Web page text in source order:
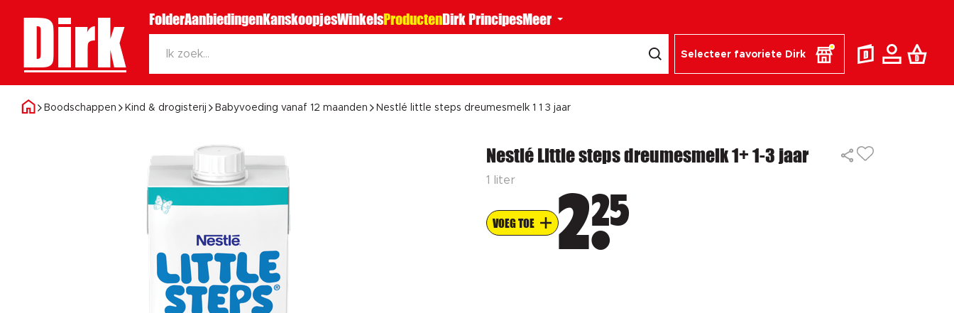
Dirk FolderAanbiedingenKanskoopjesWinkelsProductenDirk PrincipesMeer
Selecteer favoriete Dirk
Boodschappen Kind & drogisterij Babyvoeding vanaf 12 maanden Nestlé little steps dreumesmelk 1 1 3 jaar
Nestlé Little steps dreumesmelk 1+ 1-3 jaar
1 liter
VOEG TOE 225